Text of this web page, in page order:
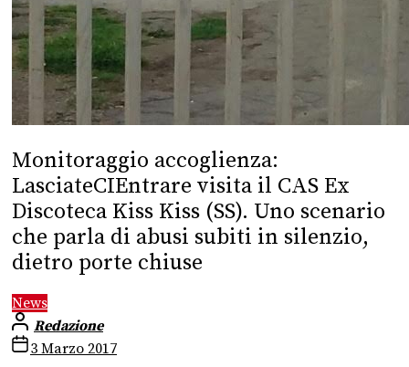
Monitoraggio accoglienza:
LasciateCIEntrare visita il CAS Ex
Discoteca Kiss Kiss (SS). Uno scenario
che parla di abusi subiti in silenzio,
dietro porte chiuse
News
Redazione
3 Marzo 2017